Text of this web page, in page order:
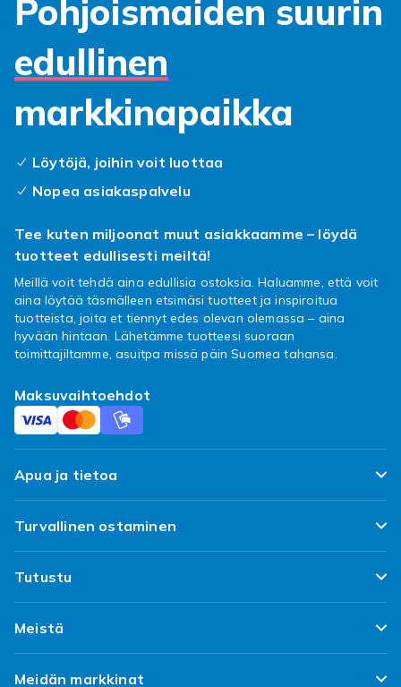
Pohjoismaiden suurin
edullinen
markkinapaikka
Löytöjä, joihin voit luottaa
Nopea asiakaspalvelu
Tee kuten miljoonat muut asiakkaamme – löydä
tuotteet edullisesti meiltä!
Meillä voit tehdä aina edullisia ostoksia. Haluamme, että voit
aina löytää täsmälleen etsimäsi tuotteet ja inspiroitua
tuotteista, joita et tiennyt edes olevan olemassa – aina
hyvään hintaan. Lähetämme tuotteesi suoraan
toimittajiltamme, asuitpa missä päin Suomea tahansa.
Maksuvaihtoehdot
Apua ja tietoa
FAQ
Seuraa pakettiani
Peruuta & palauta tästä
Turvallinen ostaminen
Tyytyväisyyslupaus
Asiakasarvostelut
Käytetyt tuotteet
Tutustu
Topp 100 löytöa
Suunnittele omat vaatteesi
Meistä
Tietoa Fyndiqistä
Meidän markkinat